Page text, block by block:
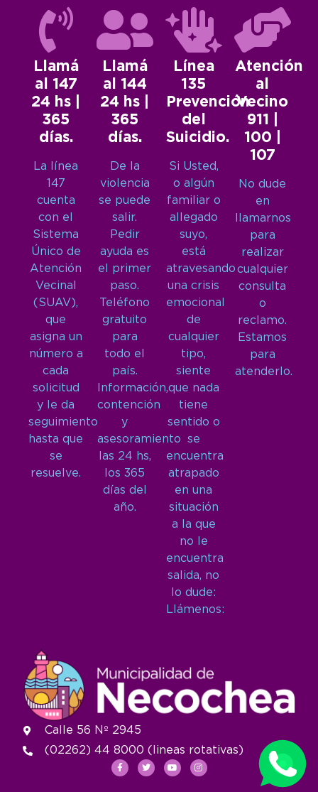
Llamá
al 147
24 hs |
365
días.
La línea
147
cuenta
con el
Sistema
Único de
Atención
Vecinal
(SUAV),
que
asigna un
número a
cada
solicitud
y le da
seguimiento
hasta que
se
resuelve.
Llamá
al 144
24 hs |
365
días.
De la
violencia
se puede
salir.
Pedir
ayuda es
el primer
paso.
Teléfono
gratuito
para
todo el
país.
Información,
contención
y
asesoramiento
las 24 hs,
los 365
días del
año.
Línea
135
Prevención
del
Suicidio.
Si Usted,
o algún
familiar o
allegado
suyo,
está
atravesando
una crisis
emocional
de
cualquier
tipo,
siente
que nada
tiene
sentido o
se
encuentra
atrapado
en una
situación
a la que
no le
encuentra
salida, no
lo dude:
Llámenos:
Atención
al
Vecino
911 |
100 |
107
No dude
en
llamarnos
para
realizar
cualquier
consulta
o
reclamo.
Estamos
para
atenderlo.
Calle 56 Nº 2945
(02262) 44 8000 (lineas rotativas)